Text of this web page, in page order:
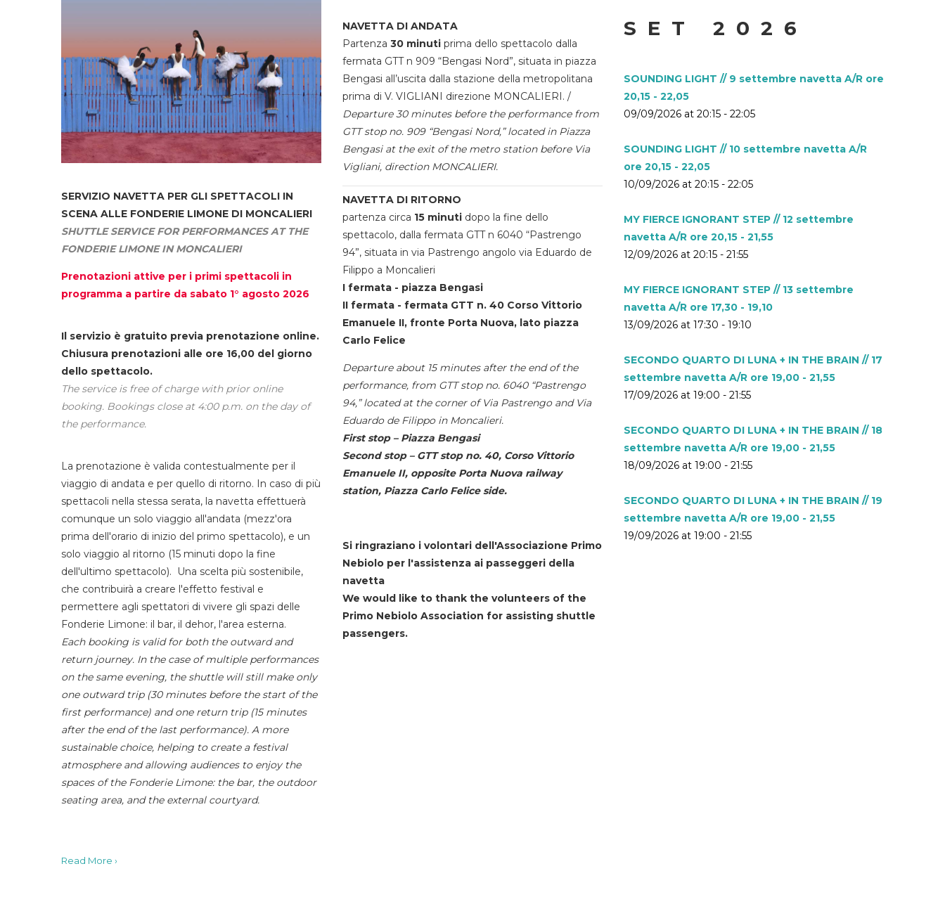
SERVIZIO NAVETTA PER GLI SPETTACOLI IN
SCENA ALLE FONDERIE LIMONE DI MONCALIERI
SHUTTLE SERVICE FOR PERFORMANCES AT THE
FONDERIE LIMONE IN MONCALIERI
Prenotazioni attive per i primi spettacoli in
programma a partire da sabato 1° agosto 2026
Il servizio è gratuito previa prenotazione online.
Chiusura prenotazioni alle ore 16,00 del giorno
dello spettacolo.
The service is free of charge with prior online
booking. Bookings close at 4:00 p.m. on the day of
the performance.
La prenotazione è valida contestualmente per il
viaggio di andata e per quello di ritorno. In caso di più
spettacoli nella stessa serata, la navetta effettuerà
comunque un solo viaggio all'andata (mezz'ora
prima dell'orario di inizio del primo spettacolo), e un
solo viaggio al ritorno (15 minuti dopo la fine
dell'ultimo spettacolo). Una scelta più sostenibile,
che contribuirà a creare l'effetto festival e
permettere agli spettatori di vivere gli spazi delle
Fonderie Limone: il bar, il dehor, l'area esterna.
Each booking is valid for both the outward and
return journey. In the case of multiple performances
on the same evening, the shuttle will still make only
one outward trip (30 minutes before the start of the
first performance) and one return trip (15 minutes
after the end of the last performance). A more
sustainable choice, helping to create a festival
atmosphere and allowing audiences to enjoy the
spaces of the Fonderie Limone: the bar, the outdoor
seating area, and the external courtyard.
NAVETTA DI ANDATA
Partenza 30 minuti prima dello spettacolo dalla
fermata GTT n 909 “Bengasi Nord”, situata in piazza
Bengasi all’uscita dalla stazione della metropolitana
prima di V. VIGLIANI direzione MONCALIERI. /
Departure 30 minutes before the performance from
GTT stop no. 909 “Bengasi Nord,” located in Piazza
Bengasi at the exit of the metro station before Via
Vigliani, direction MONCALIERI.
NAVETTA DI RITORNO
partenza circa 15 minuti dopo la fine dello
spettacolo, dalla fermata GTT n 6040 “Pastrengo
94”, situata in via Pastrengo angolo via Eduardo de
Filippo a Moncalieri
I fermata - piazza Bengasi
II fermata - fermata GTT n. 40 Corso Vittorio
Emanuele II, fronte Porta Nuova, lato piazza
Carlo Felice
Departure about 15 minutes after the end of the
performance, from GTT stop no. 6040 “Pastrengo
94,” located at the corner of Via Pastrengo and Via
Eduardo de Filippo in Moncalieri.
First stop – Piazza Bengasi
Second stop – GTT stop no. 40, Corso Vittorio
Emanuele II, opposite Porta Nuova railway
station, Piazza Carlo Felice side.
Si ringraziano i volontari dell'Associazione Primo
Nebiolo per l'assistenza ai passeggeri della
navetta
We would like to thank the volunteers of the
Primo Nebiolo Association for assisting shuttle
passengers.
SET 2026
SOUNDING LIGHT // 9 settembre navetta A/R ore
20,15 - 22,05
09/09/2026 at 20:15 - 22:05
SOUNDING LIGHT // 10 settembre navetta A/R
ore 20,15 - 22,05
10/09/2026 at 20:15 - 22:05
MY FIERCE IGNORANT STEP // 12 settembre
navetta A/R ore 20,15 - 21,55
12/09/2026 at 20:15 - 21:55
MY FIERCE IGNORANT STEP // 13 settembre
navetta A/R ore 17,30 - 19,10
13/09/2026 at 17:30 - 19:10
SECONDO QUARTO DI LUNA + IN THE BRAIN // 17
settembre navetta A/R ore 19,00 - 21,55
17/09/2026 at 19:00 - 21:55
SECONDO QUARTO DI LUNA + IN THE BRAIN // 18
settembre navetta A/R ore 19,00 - 21,55
18/09/2026 at 19:00 - 21:55
SECONDO QUARTO DI LUNA + IN THE BRAIN // 19
settembre navetta A/R ore 19,00 - 21,55
19/09/2026 at 19:00 - 21:55
Read More ›